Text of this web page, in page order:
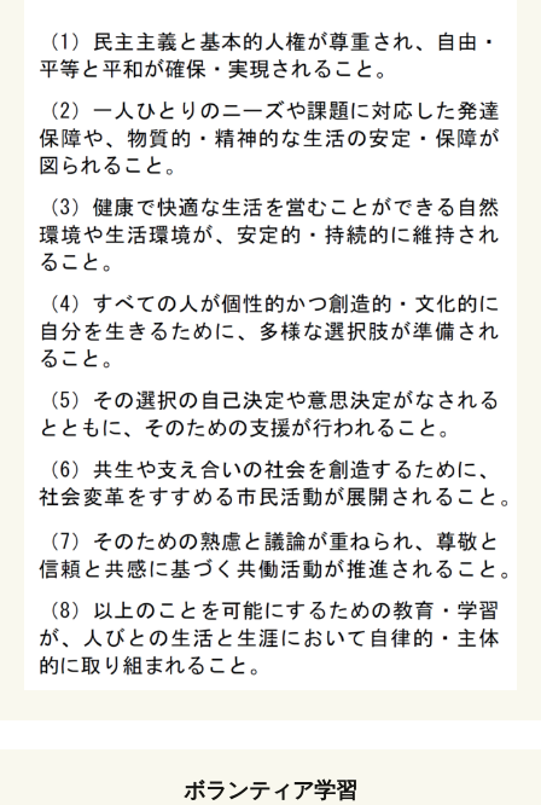
ボランティア学習